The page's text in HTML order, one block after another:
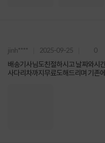
jinh**** 2025-09-25 0
배송기사님도친절하시고 날짜와시
사다리차까지무료도해드리며 기존